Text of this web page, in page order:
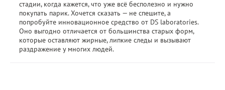
стадии, когда кажется, что уже всё бесполезно и нужно
покупать парик. Хочется сказать — не спешите, а
попробуйте инновационное средство от DS laboratories.
Оно выгодно отличается от большинства старых форм,
которые оставляют жирные, липкие следы и вызывают
раздражение у многих людей.